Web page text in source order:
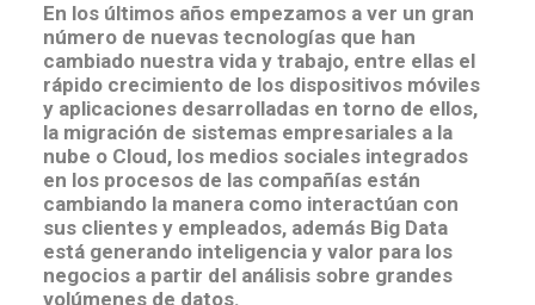
En los últimos años empezamos a ver un gran
número de nuevas tecnologías que han
cambiado nuestra vida y trabajo, entre ellas el
rápido crecimiento de los dispositivos móviles
y aplicaciones desarrolladas en torno de ellos,
la migración de sistemas empresariales a la
nube o Cloud, los medios sociales integrados
en los procesos de las compañías están
cambiando la manera como interactúan con
sus clientes y empleados, además Big Data
está generando inteligencia y valor para los
negocios a partir del análisis sobre grandes
volúmenes de datos.